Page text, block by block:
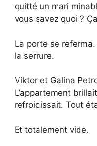
quitté un mari
vous savez quoi ?
La porte se
la serrure.
Viktor et Galina
L’appartement
refroidissait. Tout
Et totalement vide.